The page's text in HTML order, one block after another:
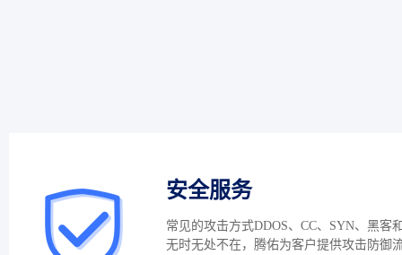
安全服务
常见的攻击方式DDOS、CC、SYN、黑客
无时无处不在，腾佑为客户提供攻击防御